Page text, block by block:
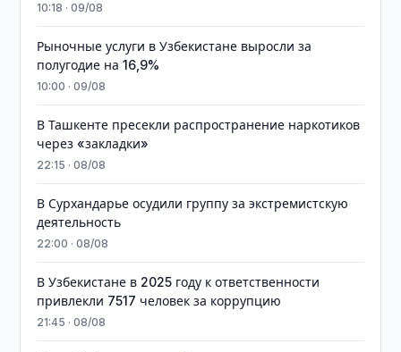
10:18 · 09/08
Рыночные услуги в Узбекистане выросли за
полугодие на 16,9%
10:00 · 09/08
В Ташкенте пресекли распространение наркотиков
через «закладки»
22:15 · 08/08
В Сурхандарье осудили группу за экстремистскую
деятельность
22:00 · 08/08
В Узбекистане в 2025 году к ответственности
привлекли 7517 человек за коррупцию
21:45 · 08/08